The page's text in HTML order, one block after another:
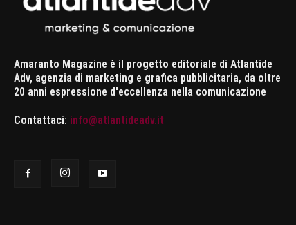
Amaranto Magazine è il progetto editoriale di Atlantide
Adv, agenzia di marketing e grafica pubblicitaria, da oltre
20 anni espressione d'eccellenza nella comunicazione
Contattaci: info@atlantideadv.it